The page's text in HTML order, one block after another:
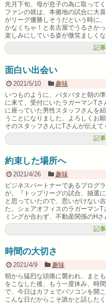
先月下旬、母が息子の為に取って
ファンの彼は、本拠地の試合に大
がリーグ優勝しそうだという時に
かなくちゃ！と名古屋でうるさか
楽しみにしている姿が微笑ましく
記
面白い出会い
2021/5/10
趣味
いつものように、バタバタと朝の
に来て、受付にいたラガーマンT
に座っていた男性スタッフさんを
うことになりました。よろしくお
そのスタッフさんにTさんが伝えて
記
約束した場所へ
2021/4/26
趣味
ビジネスパートナーであるプログ
が。『トップリーグの試合、抽選
と思っていたので、思いがけない
た。シェアオフィスのラガーマン
ミングが合わず、不動産関係のH
記
時間の大切さ
2021/4/9
趣味
朝から猛烈な頭痛に襲われ、まと
をこなした後、もう一度休み、時
で、今日はカフェでパソコンを開
こんな日だからこそ誰かと話した